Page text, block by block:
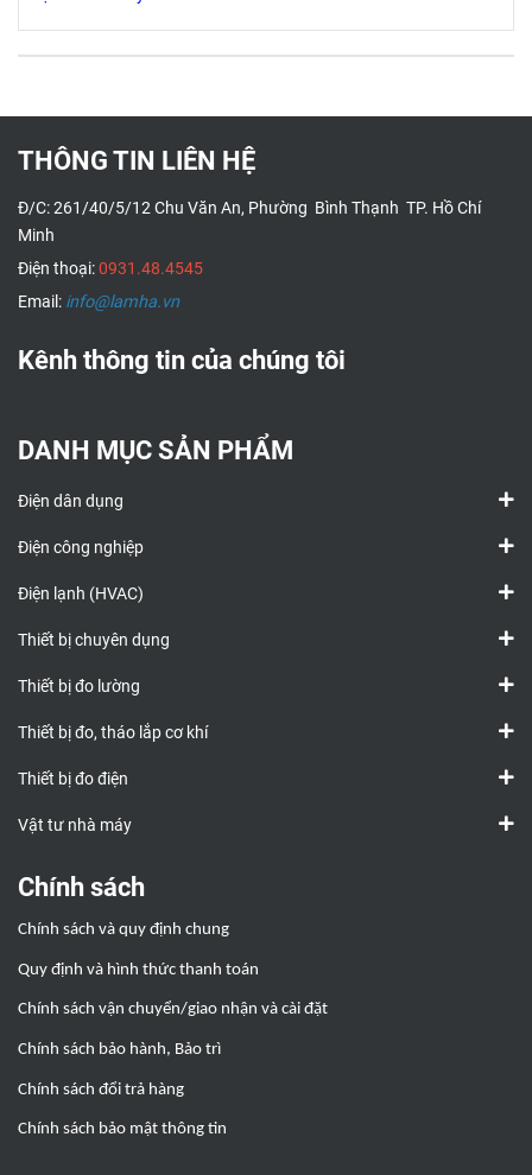
THÔNG TIN LIÊN HỆ
Đ/C: 261/40/5/12 Chu Văn An, Phường Bình Thạnh TP. Hồ Chí
Minh
Điện thoại:0931.48.4545
Email: info@lamha.vn
Kênh thông tin của chúng tôi
DANH MỤC SẢN PHẨM
Điện dân dụng
Điện công nghiệp
Điện lạnh (HVAC)
Thiết bị chuyên dụng
Thiết bị đo lường
Thiết bị đo, tháo lắp cơ khí
Thiết bị đo điện
Vật tư nhà máy
Chính sách
Chính sách và quy định chung
Quy định và hình thức thanh toán
Chính sách vận chuyển/giao nhận và cài đặt
Chính sách bảo hành, Bảo trì
Chính sách đổi trả hàng
Chính sách bảo mật thông tin